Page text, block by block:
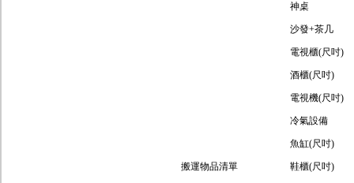
搬運物品清單
神桌
沙發+茶几
電視櫃(尺吋)
酒櫃(尺吋)
電視機(尺吋)
冷氣設備
魚缸(尺吋)
鞋櫃(尺吋)